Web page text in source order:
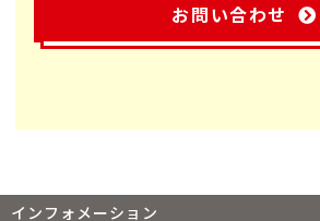
お問い合わせ
インフォメーション